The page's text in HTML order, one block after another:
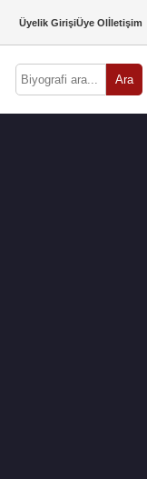
Üyelik GirişiÜye Olİletişim
Ara